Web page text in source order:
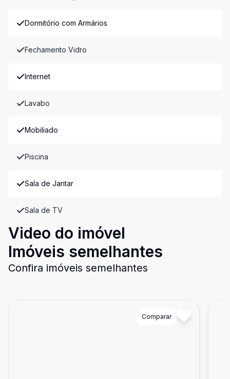
Dormitório com Armários
Fechamento Vidro
Internet
Lavabo
Mobiliado
Piscina
Sala de Jantar
Sala de TV
Video do imóvel
Imóveis semelhantes
Confira imóveis semelhantes
Comparar